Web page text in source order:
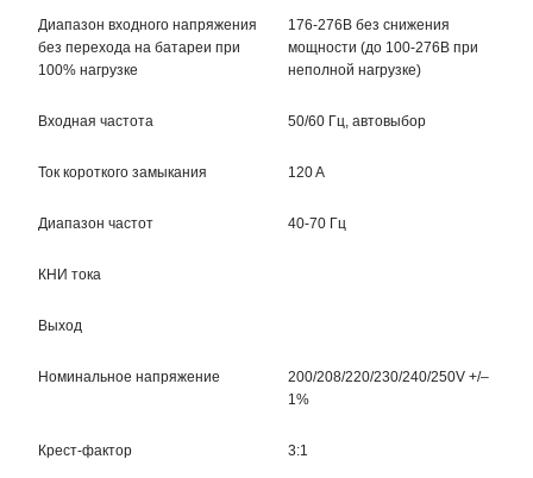
Диапазон входного напряжения
без перехода на батареи при
100% нагрузке
176-276В без снижения
мощности (до 100-276В при
неполной нагрузке)
Входная частота 50/60 Гц, автовыбор
Ток короткого замыкания 120 A
Диапазон частот 40-70 Гц
КНИ тока
Выход
Номинальное напряжение
200/208/220/230/240/250V +/–
1%
Крест-фактор 3:1